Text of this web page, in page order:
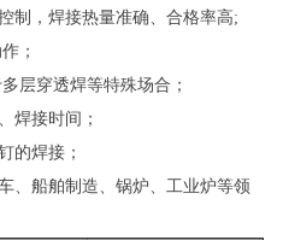
制，焊接热量准确、合格率高;
；
层穿透焊等特殊场合；
焊接时间；
的焊接；
、船舶制造、锅炉、工业炉等领